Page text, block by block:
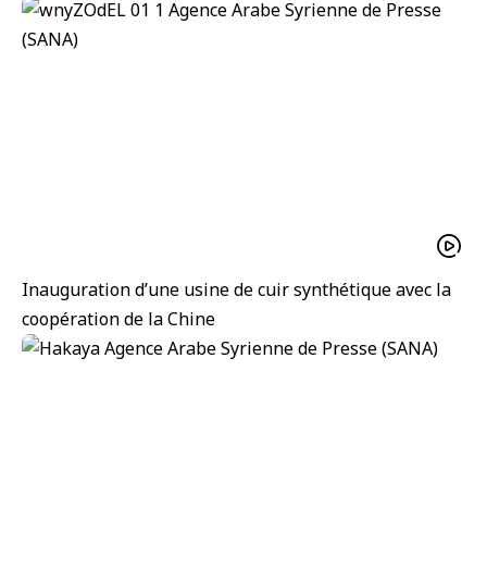
Inauguration d’une usine de cuir synthétique avec la
coopération de la Chine